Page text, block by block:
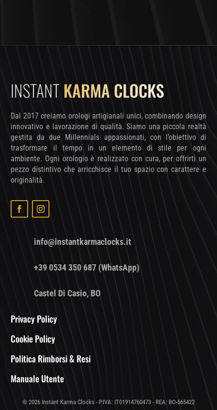
INSTANTKARMA CLOCKS
Dal 2017 creiamo orologi artigianali unici, combinando design
innovativo e lavorazione di qualità. Siamo una piccola realtà
gestita da due Millennials appassionati, con l’obiettivo di
trasformare il tempo in un elemento di stile per ogni
ambiente. Ogni orologio è realizzato con cura, per offrirti un
pezzo distintivo che arricchisce il tuo spazio con carattere e
originalità.
info@instantkarmaclocks.it
+39 0534 350 687 (WhatsApp)
Castel Di Casio, BO
Privacy Policy
Cookie Policy
Politica Rimborsi & Resi
Manuale Utente
© 2026 Instant Karma Clocks - P.IVA: IT01914760473 - REA: BO-565422